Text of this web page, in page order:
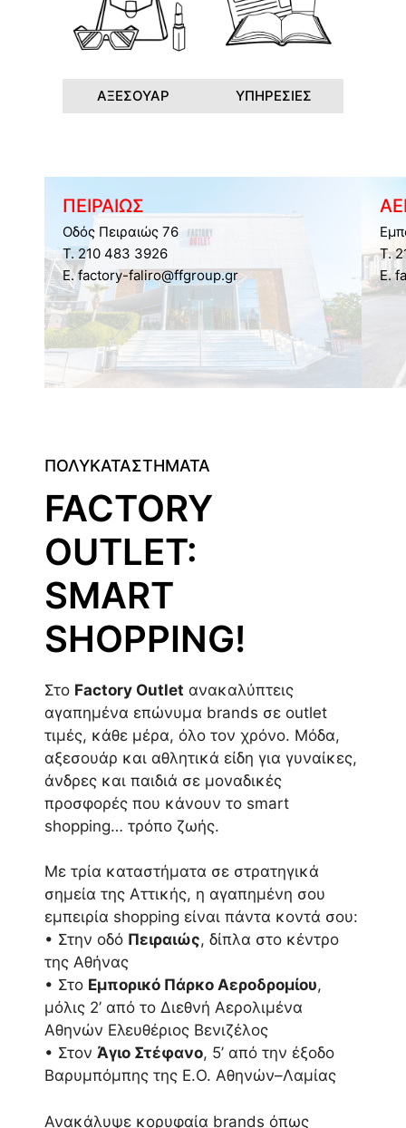
ΑΞΕΣΟΥΑΡ ΥΠΗΡΕΣΙΕΣ
ΠΟΛΥΚΑΤΑΣΤΗΜΑΤΑ
FACTORY
OUTLET:
SMART
SHOPPING!
Στο Factory Outlet ανακαλύπτεις
αγαπημένα επώνυμα brands σε outlet
τιμές, κάθε μέρα, όλο τον χρόνο. Μόδα,
αξεσουάρ και αθλητικά είδη για γυναίκες,
άνδρες και παιδιά σε μοναδικές
προσφορές που κάνουν το smart
shopping… τρόπο ζωής.
Με τρία καταστήματα σε στρατηγικά
σημεία της Αττικής, η αγαπημένη σου
εμπειρία shopping είναι πάντα κοντά σου:
• Στην οδό Πειραιώς, δίπλα στο κέντρο
της Αθήνας
• Στο Εμπορικό Πάρκο Αεροδρομίου,
μόλις 2’ από το Διεθνή Αερολιμένα
Αθηνών Ελευθέριος Βενιζέλος
• Στον Άγιο Στέφανο, 5’ από την έξοδο
Βαρυμπόμπης της Ε.Ο. Αθηνών–Λαμίας
Ανακάλυψε κορυφαία brands όπως
ΠΕΙΡΑΙΩΣ
Οδός Πειραιώς 76
Τ. 210 483 3926
E. factory-faliro@ffgroup.gr
Τ.
E.